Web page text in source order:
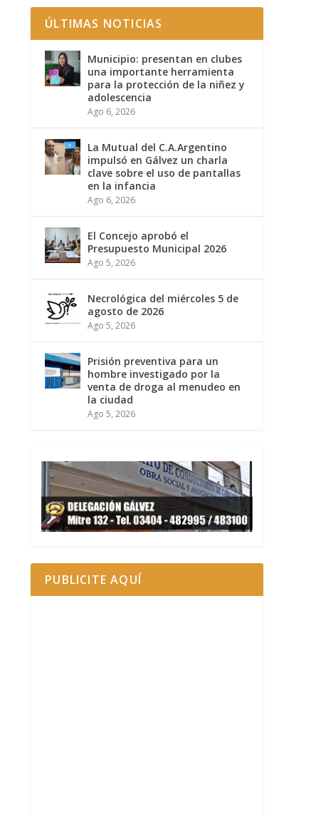
ÚLTIMAS NOTICIAS
Municipio: presentan en clubes
una importante herramienta
para la protección de la niñez y
adolescencia
Ago 6, 2026
La Mutual del C.A.Argentino
impulsó en Gálvez un charla
clave sobre el uso de pantallas
en la infancia
Ago 6, 2026
El Concejo aprobó el
Presupuesto Municipal 2026
Ago 5, 2026
Necrológica del miércoles 5 de
agosto de 2026
Ago 5, 2026
Prisión preventiva para un
hombre investigado por la
venta de droga al menudeo en
la ciudad
Ago 5, 2026
PUBLICITE AQUÍ